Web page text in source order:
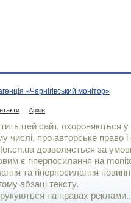
«Чернігівський монітор»
| Архів
цей сайт, охороняються у
числі, про авторське право і
дозволяється за
є гiперпосилання на
та гіперпосилання
абзаці тексту.
на правах реклами..